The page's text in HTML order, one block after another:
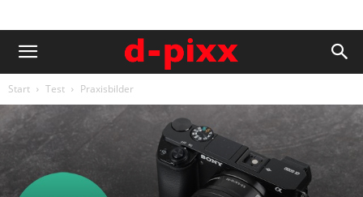
Start Test Praxisbilder